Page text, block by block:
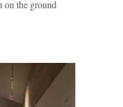
the ground